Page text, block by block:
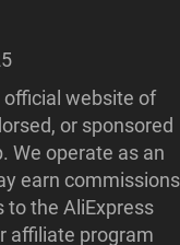
website of
or sponsored
We operate as an
earn commissions
to the AliExpress
affiliate program